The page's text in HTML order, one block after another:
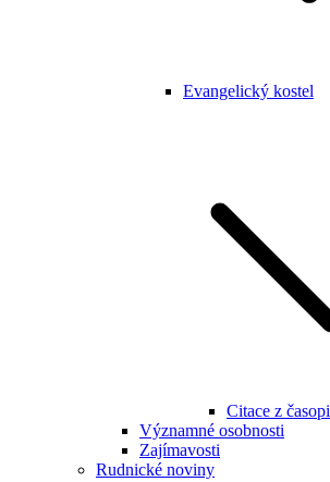
Evangelický kostel
Citace z
Významné osobnosti
Zajímavosti
Rudnické noviny